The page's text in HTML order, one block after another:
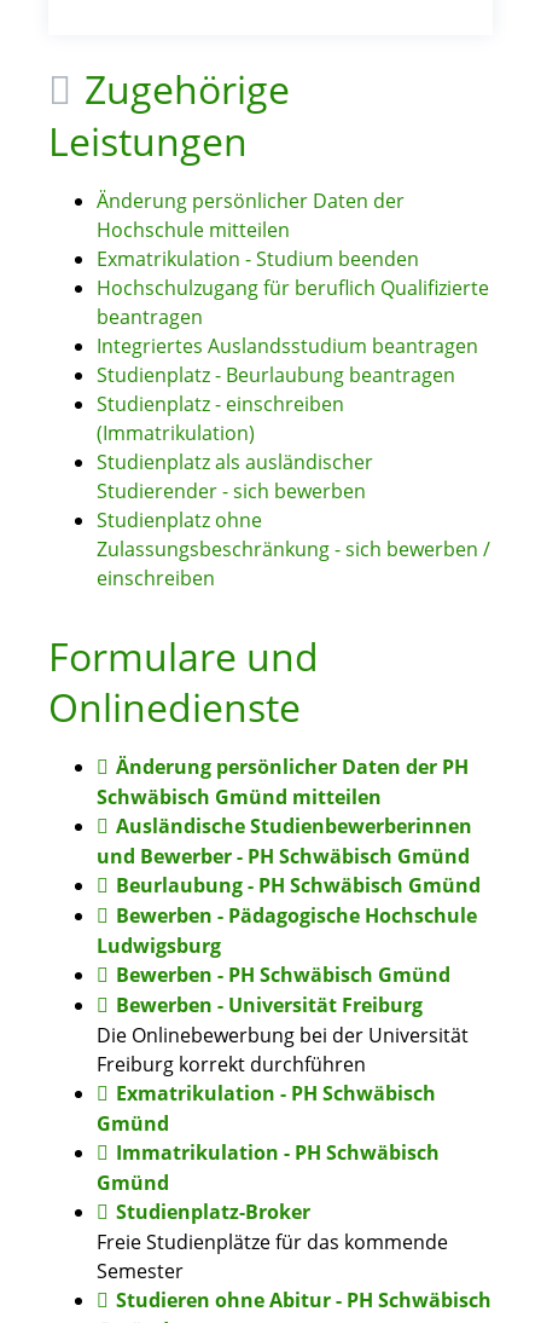
Zugehörige
Leistungen
Änderung persönlicher Daten der
Hochschule mitteilen
Exmatrikulation - Studium beenden
Hochschulzugang für beruflich Qualifizierte
beantragen
Integriertes Auslandsstudium beantragen
Studienplatz - Beurlaubung beantragen
Studienplatz - einschreiben
(Immatrikulation)
Studienplatz als ausländischer
Studierender - sich bewerben
Studienplatz ohne
Zulassungsbeschränkung - sich bewerben /
einschreiben
Formulare und
Onlinedienste
Änderung persönlicher Daten der PH
Schwäbisch Gmünd mitteilen
Ausländische Studienbewerberinnen
und Bewerber - PH Schwäbisch Gmünd
Beurlaubung - PH Schwäbisch Gmünd
Bewerben - Pädagogische Hochschule
Ludwigsburg
Bewerben - PH Schwäbisch Gmünd
Bewerben - Universität Freiburg
Die Onlinebewerbung bei der Universität
Freiburg korrekt durchführen
Exmatrikulation - PH Schwäbisch
Gmünd
Immatrikulation - PH Schwäbisch
Gmünd
Studienplatz-Broker
Freie Studienplätze für das kommende
Semester
Studieren ohne Abitur - PH Schwäbisch